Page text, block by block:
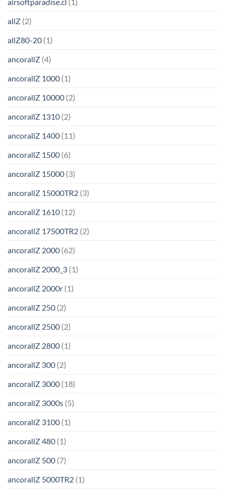
allZ (2)
allZ80-20 (1)
ancorallZ (4)
ancorallZ 1000 (1)
ancorallZ 10000 (2)
ancorallZ 1310 (2)
ancorallZ 1400 (11)
ancorallZ 1500 (6)
ancorallZ 15000 (3)
ancorallZ 15000TR2 (3)
ancorallZ 1610 (12)
ancorallZ 17500TR2 (2)
ancorallZ 2000 (62)
ancorallZ 2000_3 (1)
ancorallZ 2000r (1)
ancorallZ 250 (2)
ancorallZ 2500 (2)
ancorallZ 2800 (1)
ancorallZ 300 (2)
ancorallZ 3000 (18)
ancorallZ 3000s (5)
ancorallZ 3100 (1)
ancorallZ 480 (1)
ancorallZ 500 (7)
ancorallZ 5000TR2 (1)